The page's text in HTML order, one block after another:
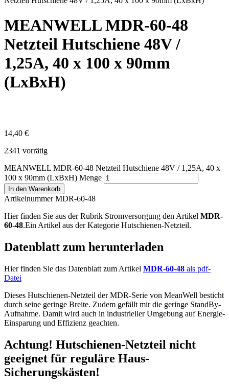
MEANWELL MDR-60-48
Netzteil Hutschiene 48V /
1,25A, 40 x 100 x 90mm
(LxBxH)
14,40 €
2341 vorrätig
MEANWELL MDR-60-48 Netzteil Hutschiene 48V / 1,25A, 40 x
100 x 90mm (LxBxH) Menge
In den Warenkorb
Artikelnummer MDR-60-48
Hier finden Sie aus der Rubrik Stromversorgung den Artikel MDR-
60-48.Ein Artikel aus der Kategorie Hutschienen-Netzteil.
Datenblatt zum herunterladen
Hier finden Sie das Datenblatt zum Artikel MDR-60-48 als pdf-
Datei
Dieses Hutschienen-Netzteil der MDR-Serie von MeanWell besticht
durch seine geringe Breite. Zudem gefällt mir die geringe StandBy-
Aufnahme. Damit wird auch in industrieller Umgebung auf Energie-
Einsparung und Effizienz geachten.
Achtung! Hutschienen-Netzteil nicht
geeignet für reguläre Haus-
Sicherungskästen!